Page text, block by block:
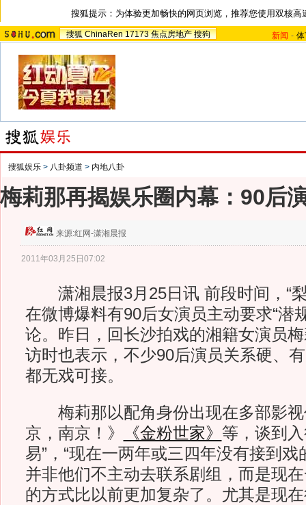
搜狐提示：为体验更加畅快的网页浏览，推荐您使用双核高
搜狐 ChinaRen 17173 焦点房地产 搜狗 新闻 -
搜狐娱乐 > 八卦频道 > 内地八卦
梅莉那再揭娱乐圈内幕：90后
来源:红网-潇湘晨报
2011年03月25日07:02
潇湘晨报3月25日讯 前段时间，“梨
在微博爆料有90后女演员主动要求“潜
论。昨日，回长沙拍戏的湘籍女演员
访时也表示，不少90后演员关系硬、
都无戏可接。
梅莉那以配角身份出现在多部影视
京，南京！》
《金粉世家》 等，谈到
易”，“现在一两年或三四年没有接到
并非他们不主动去联系剧组，而是现
的方式比以前更加复杂了。尤其是现